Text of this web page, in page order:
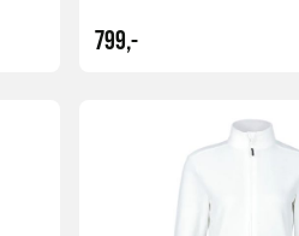
799,-